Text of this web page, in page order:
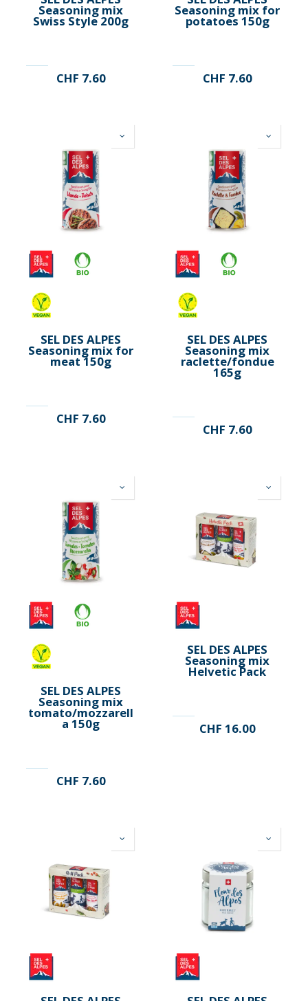
Seasoning mix
Swiss Style 200g
CHF 7.60
Seasoning mix for
potatoes 150g
CHF 7.60
SEL DES ALPES
Seasoning mix for
meat 150g
CHF 7.60
SEL DES ALPES
Seasoning mix
raclette/fondue
165g
CHF 7.60
SEL DES ALPES
Seasoning mix
tomato/mozzarell
a 150g
CHF 7.60
SEL DES ALPES
Seasoning mix
Helvetic Pack
CHF 16.00